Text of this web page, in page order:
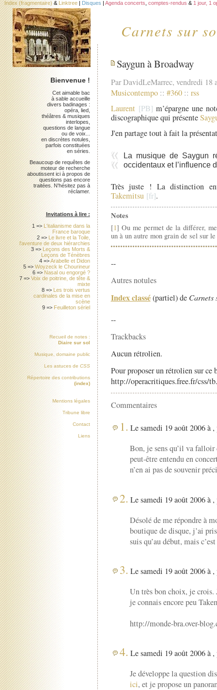
Carnets sur
Index (fragmentaire) & Linktree | Disques | Agenda concerts comptes-rendus & 1 jour, 1
Saygun à Broadway
Par DavidLeMarrec, vendredi 18
Musicontempo :: #360 :: rss
Laurent
m’épargne une
discographique qui présente
J'en partage tout à fait la
La musique de Saygun
occidentaux et l’influence
Très juste ! La distinction
Takemitsu
.
Notes
[1] Ou me permet de la différer,
un à un autre mon grain de sel sur
--
Autres notules
Index classé(partiel) de Carnets
--
Trackbacks
Aucun rétrolien.
Pour proposer un rétrolien sur
http://operacritiques.free.fr/css/
Commentaires
1. Le samedi 19 août 2006 à
Bon, je sens qu’il va falloir
peut-être entendu en
n’en ai pas de souvenir
2. Le samedi 19 août 2006 à
Désolé de me répondre à
boutique de disque, j’ai
suis qu’au début, mais
3. Le samedi 19 août 2006 à
Un très bon choix, je crois.
je connais encore peu
http://monde-bra.over-
4. Le samedi 19 août 2006 à
Je développe la question
ici, et je propose un
Bienvenue !
Cet aimable bac
à sable accueille
divers badinages :
opéra, lied,
théâtres & musiques
interlopes,
questions de langue
ou de voix...
en discrètes notules,
parfois constituées
en séries.
Beaucoup de requêtes de
moteur de recherche
aboutissent ici à propos de
questions pas encore
traitées. N'hésitez pas à
réclamer.
Invitations à lire :
1 => L'italianisme dans la
France baroque
2 => Le livre et la Toile,
l'aventure de deux hiérarchies
3 => Leçons des Morts &
Leçons de Ténèbres
4 =>Arabelle et Didon
5 =>Woyzeck le Chourineur
6 => Nasal ou engorgé ?
7 =>Voix de poitrine, de tête &
mixte
8 => Les trois vertus
cardinales de la mise en
scène
9 => Feuilleton sériel
Recueil de notes :
Diaire sur sol
Musique, domaine public
Les astuces de CSS
Répertoire des contributions
(index)
Mentions légales
Tribune libre
Contact
Liens